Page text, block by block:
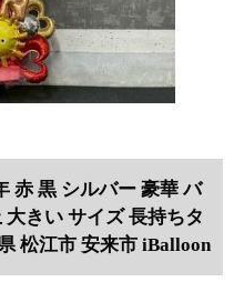
赤 黒 シルバー 豪華 バ
きい サイズ 長持ちタ
松江市 安来市 iBalloon